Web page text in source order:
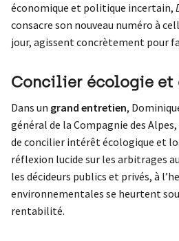
économique et politique incertain,
consacre son nouveau numéro à
jour, agissent concrètement pour
Concilier écologie et
Dans un grand entretien,
général de la Compagnie des
de concilier intérêt écologique et
réflexion lucide sur les arbitrages
les décideurs publics et privés, à
environnementales se heurtent
rentabilité.